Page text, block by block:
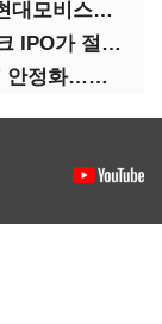
[IB토마토]현대차, 충칭공장 매각…현대모비스에도 연쇄 '악영향'
[IB토마토]HD현대그룹, 현대오일뱅크 IPO가 절실한 이유는
[IB토마토]한국타이어, '조현범 체제' 안정화…신사업 투자 재시동